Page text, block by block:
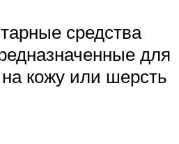
средства
для
кожу или шерсть